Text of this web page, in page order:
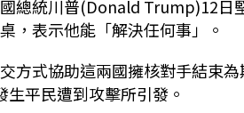
總統川普(Donald Trump)12日
，表示他能「解決任何事」。
方式協助這兩國擁核對手結束為
生平民遭到攻擊所引發。